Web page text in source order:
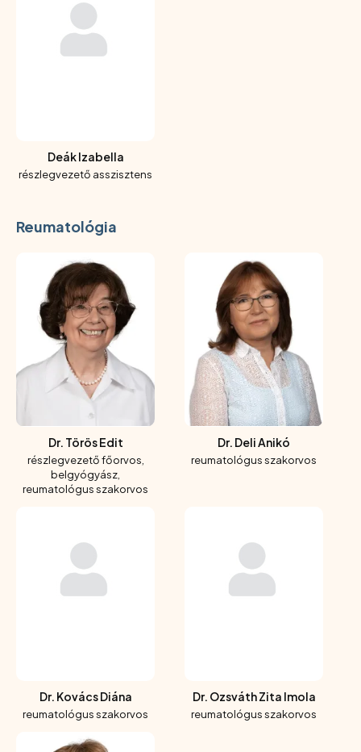
Deák Izabella
részlegvezető asszisztens
Reumatológia
Dr. Törös Edit
részlegvezető főorvos,
belgyógyász,
reumatológus szakorvos
Dr. Deli Anikó
reumatológus szakorvos
Dr. Kovács Diána
reumatológus szakorvos
Dr. Ozsváth Zita Imola
reumatológus szakorvos